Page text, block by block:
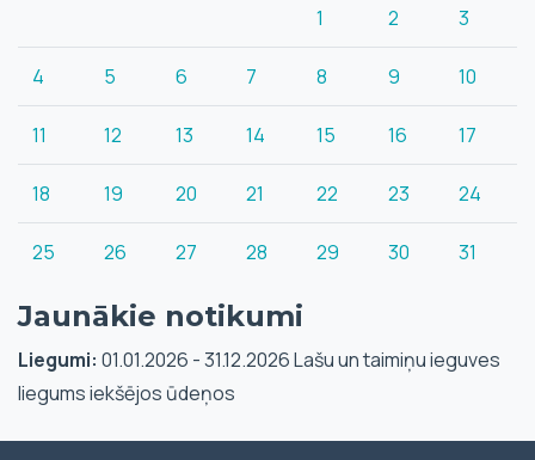
1 2 3
4 5 6 7 8 9 10
11 12 13 14 15 16 17
18 19 20 21 22 23 24
25 26 27 28 29 30 31
Jaunākie notikumi
Liegumi: 01.01.2026 - 31.12.2026 Lašu un taimiņu ieguves
liegums iekšējos ūdeņos